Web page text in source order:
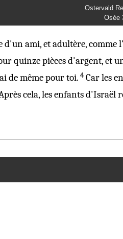
Ostervald
Osée
d'un ami, et adultère,
quinze pièces d'argent, et
de même pour toi. 4 Car les
cela, les enfants